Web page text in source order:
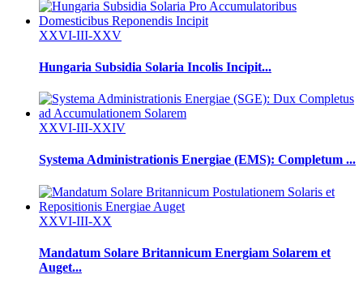
XXVI-III-XXV
Hungaria Subsidia Solaria Incolis Incipit...
XXVI-III-XXIV
Systema Administrationis Energiae (EMS): Completum ...
XXVI-III-XX
Mandatum Solare Britannicum Energiam Solarem et
Auget...